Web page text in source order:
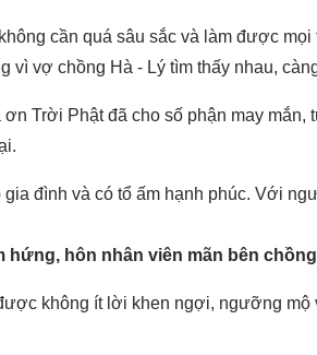
cần quá sâu sắc và làm được mọi
vì vợ chồng Hà - Lý tìm thấy nhau,
Trời Phật đã cho số phận may mắn,
đình và có tổ ấm hạnh phúc. Với
hứng, hôn nhân viên mãn bên
không ít lời khen ngợi, ngưỡng mộ